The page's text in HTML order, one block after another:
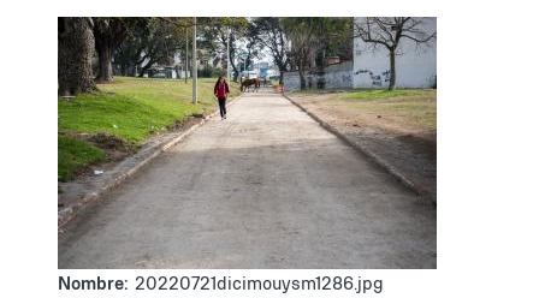
Nombre: 20220721dicimouysm1286.jpg